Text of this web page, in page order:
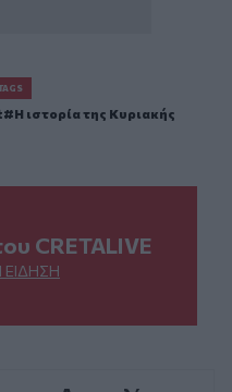
Η ιστορία της Κυριακής
CRETALIVE
ΕΊΔΗΣΗ